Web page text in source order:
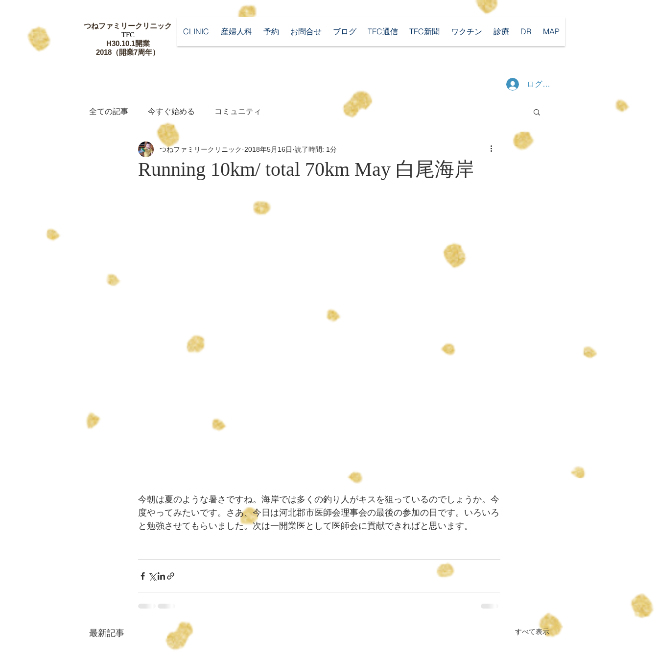
つねファミリークリニック
​TFC
​H30.10.1開業
​2018（開業7周年）
CLINIC 産婦人科 予約 お問合せ ブログ TFC通信 TFC新聞 ワクチン 診療 DR MAP
ログイン
全ての記事 今すぐ始める コミュニティ
Running 10km/ total 70km May 白尾海岸
つねファミリークリニック 2018年5月16日 読了時間: 1分
今朝は夏のような暑さですね。海岸では多くの釣り人がキスを狙っているのでしょうか。今
度やってみたいです。さあ、今日は河北郡市医師会理事会の最後の参加の日です。いろいろ
と勉強させてもらいました。次は一開業医として医師会に貢献できればと思います。
最新記事 すべて表示